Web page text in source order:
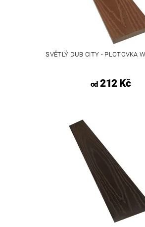
SVĚTLÝ DUB CITY - PLOTOVKA
od212 Kč